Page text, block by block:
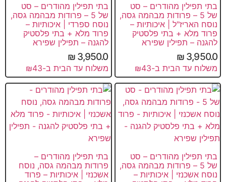
בתי תפילין מהודרים – סט
של 5 – פרודות מבהמה גסה,
נוסח האריז"ל | איכותיות –
פרוד מלא + בתי פלסטיק
להגנה – תפילין שפירא
3,950.0
₪
משלוח עד הבית ב-₪43
בתי תפילין מהודרים – סט
של 5 – פרודות מבהמה גסה,
נוסח ספרדי | איכותיות –
פרוד מלא + בתי פלסטיק
להגנה – תפילין שפירא
3,950.0
₪
משלוח עד הבית ב-₪43
בתי תפילין מהודרים – סט
של 5 – פרודות מבהמה גסה,
נוסח אשכנזי | איכותיות –
בתי תפילין מהודרים –
פרודות מבהמה גסה, נוסח
אשכנזי | איכותיות – פרוד